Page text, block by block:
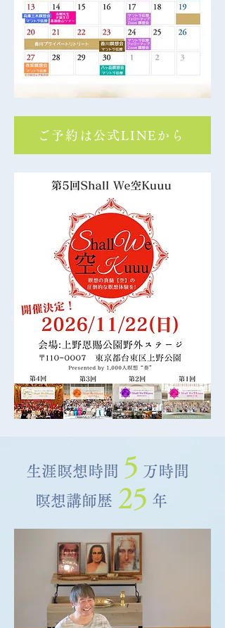
ご予約は公式LINEから
​生涯瞑想時間 5 万時間
​瞑想講師歴 25 年